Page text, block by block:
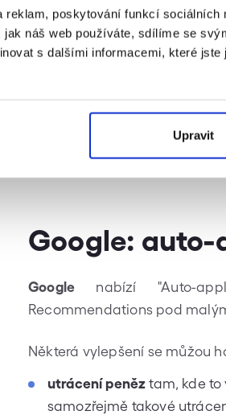
reklam, poskytování funkcí
jak náš web používáte, sdílíme se
s dalšími informacemi, které
Upravit
Google:
Google nabízí "Auto-
Recommendations pod
Některá vylepšení se můžou
utrácení peněztam, kde to
samozřejmě takové